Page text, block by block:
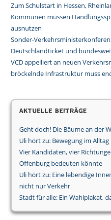
Zum Schulstart in Hessen,
Kommunen müssen
ausnutzen
Sonder-
Deutschlandticket und
VCD appelliert an neuen
bröckelnde Infrastruktur muss
Aktuelle Beiträge
Geht doch! Die Bäume an der
Uli hört zu: Bewegung im
Vier Kandidaten, vier
Offenburg bedeuten könnte
Uli hört zu: Eine lebendige
nicht nur Verkehr
Stadt für alle: Ein Wahlplakat,